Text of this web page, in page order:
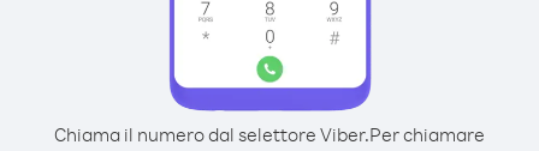
Chiama il numero dal selettore Viber.Per chiamare